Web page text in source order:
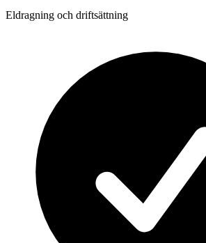
Eldragning och driftsättning